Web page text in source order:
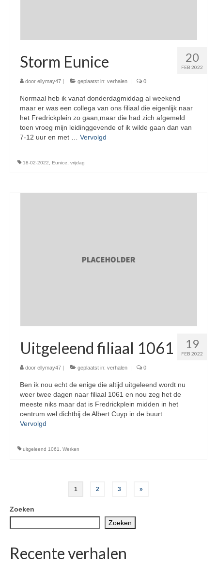
20
FEB 2022
Storm Eunice
door ellymay47 | geplaatst in: verhalen | 0
Normaal heb ik vanaf donderdagmiddag al weekend
maar er was een collega van ons filiaal die eigenlijk naar
het Fredrickplein zo gaan,maar die had zich afgemeld
toen vroeg mijn leidinggevende of ik wilde gaan dan van
7-12 uur en met … Vervolgd
18-02-2022 Eunice vrijdag
19
FEB 2022
Uitgeleend filiaal 1061
door ellymay47 | geplaatst in: verhalen | 0
Ben ik nou echt de enige die altijd uitgeleend wordt nu
weer twee dagen naar filiaal 1061 en nou zeg het de
meeste niks maar dat is Fredrickplein midden in het
centrum wel dichtbij de Albert Cuyp in de buurt. …
Vervolgd
uitgeleend 1061 Werken
Berichten
paginering
1 2 3 »
Zoeken
Zoeken
Recente verhalen